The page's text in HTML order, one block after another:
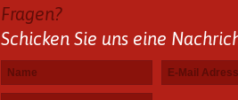
Fragen?
Schicken Sie uns eine
Name *
E-Mail Adresse
Telefonnummer
Ihre Nachricht